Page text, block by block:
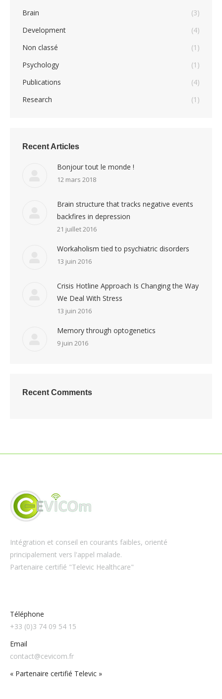
Brain
(3)
Development
(4)
Non classé
(1)
Psychology
(1)
Publications
(4)
Research
(1)
Recent Articles
Bonjour tout le monde !
12 mars 2018
Brain structure that tracks negative events
backfires in depression
21 juillet 2016
Workaholism tied to psychiatric disorders
13 juin 2016
Crisis Hotline Approach Is Changing the Way
We Deal With Stress
13 juin 2016
Memory through optogenetics
9 juin 2016
Recent Comments
Intégration et conseil en courants faibles, orienté
principalement vers l'appel malade.
Partenaire certifié "Televic Healthcare"
Téléphone
+33 (0)3 74 09 54 15
Email
contact@cevicom.fr
« Partenaire certifié Televic »